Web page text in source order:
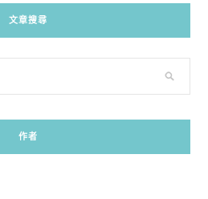
文章搜尋
作者